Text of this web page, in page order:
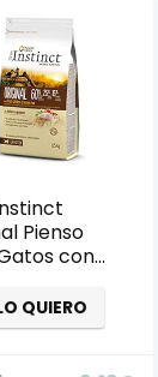
Pienso
con
QUIERO